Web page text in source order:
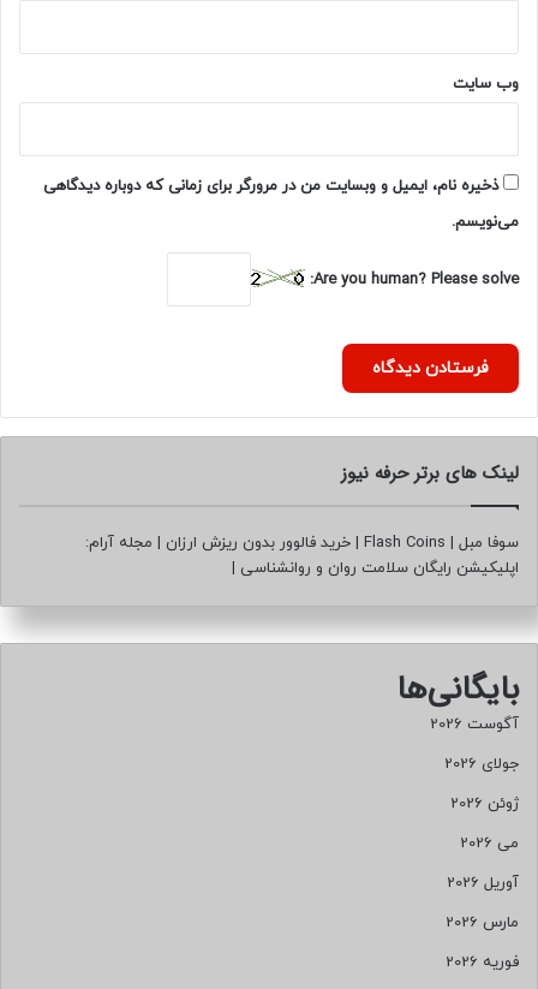
وب‌ سایت
ذخیره نام، ایمیل و وبسایت من در مرورگر برای زمانی که دوباره دیدگاهی
می‌نویسم.
Are you human? Please solve:
لینک های برتر حرفه نیوز
سوفا مبل |
Flash Coins
| خرید فالوور بدون ریزش ارزان | مجله آرام:
اپلیکیشن رایگان سلامت روان و روانشناسی |
بایگانی‌ها
آگوست 2026
جولای 2026
ژوئن 2026
می 2026
آوریل 2026
مارس 2026
فوریه 2026